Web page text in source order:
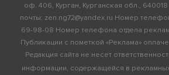
оф. 406, Курган, Курганская обл.,
почты: zen.ng72@yandex.ru Номер
69-98-08 Номер телефона отдела
Публикации с пометкой «Реклама»
Редакция сайта не несет
информации, содержащейся в